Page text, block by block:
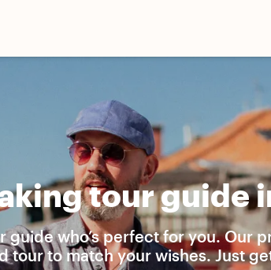
tour guide
guide who’s perfect for you. Our
tour to match your wishes. Just